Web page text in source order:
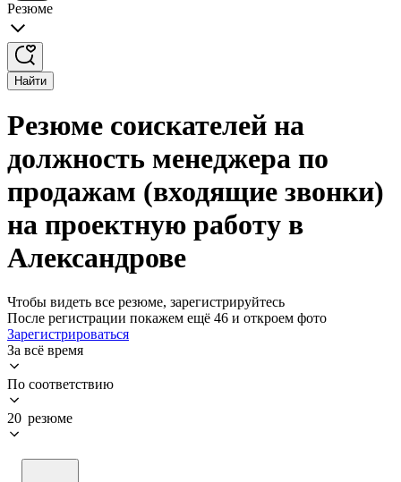
Резюме
Найти
Резюме соискателей на
должность менеджера по
продажам (входящие звонки)
на проектную работу в
Александрове
Чтобы видеть все резюме, зарегистрируйтесь
После регистрации покажем ещё 46 и откроем фото
Зарегистрироваться
За всё время
По соответствию
20 резюме